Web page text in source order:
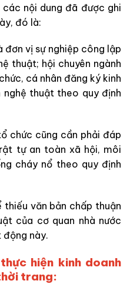
nội dung đã được ghi
đó là:
đơn vị sự nghiệp công lập
thuật; hội chuyên ngành
cá nhân đăng ký kinh
thuật theo quy định
chức cũng cần phải đáp
tự an toàn xã hội, môi
cháy nổ theo quy định
văn bản chấp thuận
của cơ quan nhà nước
này.
hiện kinh doanh
trang: